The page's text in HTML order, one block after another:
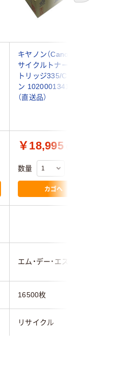
キヤノン（Canon） リ
サイクルトナー カー
トリッジ335/C シア
ン 1020001341 1個
（直送品）
￥18,995
数量
カゴへ
エム・デー・エス
16500枚
リサイクル